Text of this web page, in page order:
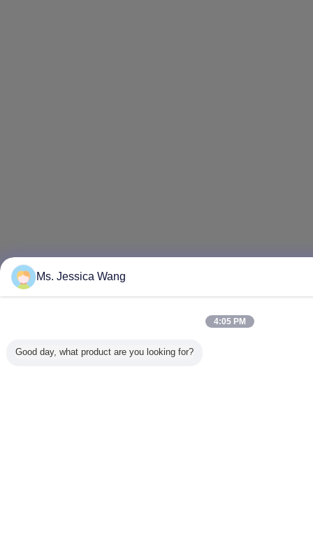
Ms. Jessica Wang
4:05 PM
Good day, what product are you looking for?